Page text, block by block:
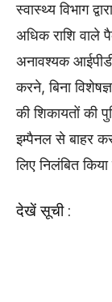
स्वास्थ्य विभाग
अधिक राशि वाले
अनावश्यक
करने, बिना
की शिकायतों की
इम्पैनल से बाहर
लिए निलंबित
देखें सूची :